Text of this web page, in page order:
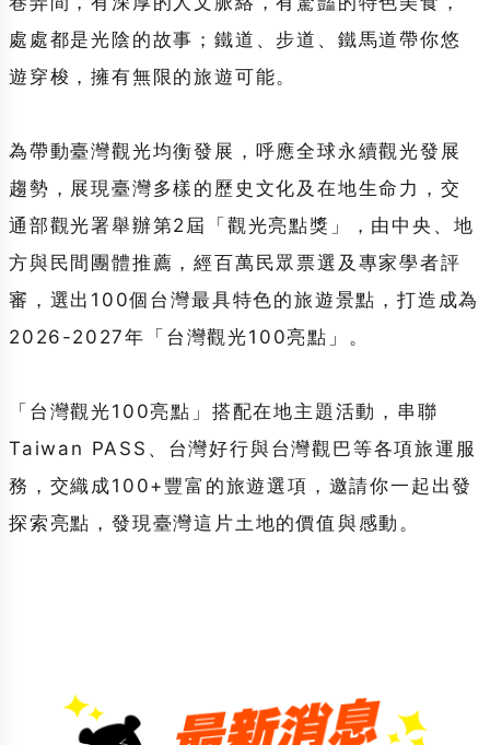
處處都是光陰的故事；鐵道、步道、鐵馬道帶你悠
遊穿梭，擁有無限的旅遊可能。
為帶動臺灣觀光均衡發展，呼應全球永續觀光發展
趨勢，展現臺灣多樣的歷史文化及在地生命力，交
通部觀光署舉辦第2屆「觀光亮點獎」，由中央、地
方與民間團體推薦，經百萬民眾票選及專家學者評
審，選出100個台灣最具特色的旅遊景點，打造成為
2026-2027年「台灣觀光100亮點」。
「台灣觀光100亮點」搭配在地主題活動，串聯
Taiwan PASS、台灣好行與台灣觀巴等各項旅運服
務，交織成100+豐富的旅遊選項，邀請你一起出發
探索亮點，發現臺灣這片土地的價值與感動。